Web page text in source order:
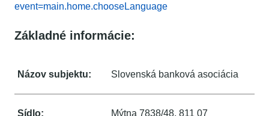
event=main.home.chooseLanguage
Základné informácie:
Názov subjektu: Slovenská banková asociácia
Sídlo:
Mýtna 7838/48, 811 07